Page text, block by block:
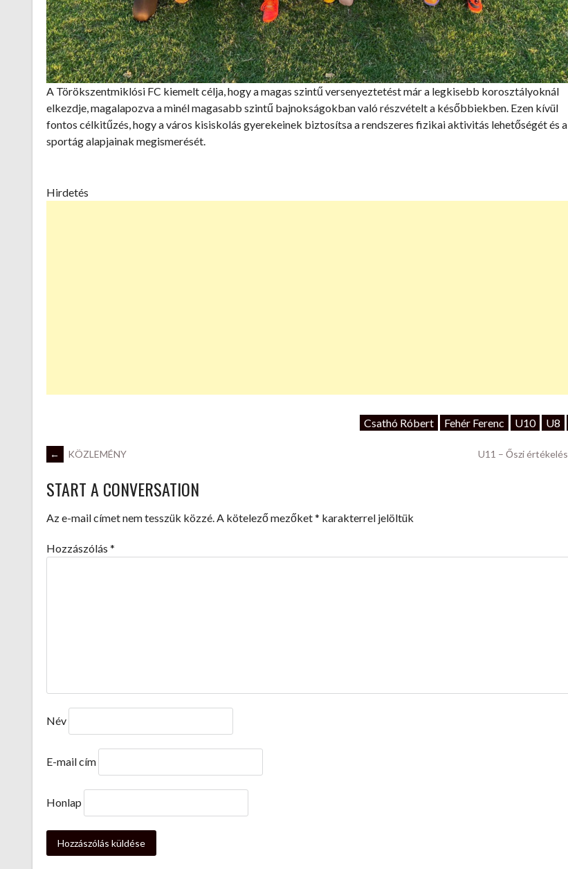
A Törökszentmiklósi FC kiemelt célja, hogy a magas szintű versenyeztetést már a legkisebb korosztályoknál
elkezdje, magalapozva a minél magasabb szintű bajnokságokban való részvételt a későbbiekben. Ezen kívül
fontos célkitűzés, hogy a város kisiskolás gyerekeinek biztosítsa a rendszeres fizikai aktivitás lehetőségét és a
sportág alapjainak megismerését.
Hirdetés
Csathó Róbert Fehér Ferenc U10 U8
POST
NAVIGATION
← KÖZLEMÉNY U11 – Őszi értékelés
START A CONVERSATION
Az e-mail címet nem tesszük közzé.A kötelező mezőket* karakterrel jelöltük
Hozzászólás *
Név
E-mail cím
Honlap